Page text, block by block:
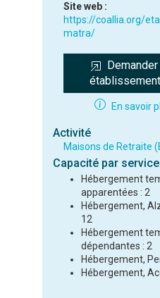
Site web :
https://coallia.org/
matra/
En savoir
Activité
Maisons de Retraite
Capacité par service
Hébergement
apparentées : 2
Hébergement,
12
Hébergement
dépendantes : 2
Hébergement,
Hébergement,